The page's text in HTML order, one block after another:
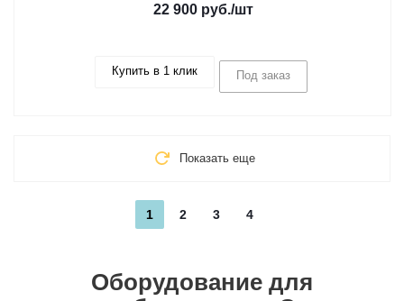
22 900 руб./шт
Купить в 1 клик Под заказ
Показать еще
1 2 3 4
Оборудование для